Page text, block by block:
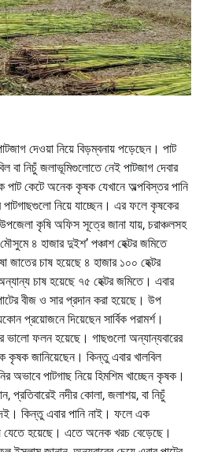
দেওয়া নিয়ে বিড়ম্বনায় পড়েছেন। পাট
বা নিচুঁ জলাভূমিগুলোতে নেই পাটজাগ দেবার
কেটে অনেক কৃষক যেখানে অল্পবিস্তর পানি
পাটগাছগুলো নিয়ে যাচ্ছেন। এর ফলে কৃষকের
কৃষি অফিস সূত্রে জানা যায়, চরাঞ্চলসহ
৪ হাজার দুইশ’ পঞ্চাশ হেক্টর জমিতে
চাষ হয়েছে ৪ হাজার ১০০ হেক্টর
চাষ হয়েছে ৭৫ হেক্টর জমিতে। এবার
বীজ ও সার প্রদান করা হয়েছে। উপ
প্রয়োজনে দিয়েছেন সার্বিক পরামর্শ।
ভালো ফলন হয়েছে। গাছগুলো অন্যান্যবারের
কৃষক জানিয়েছেন। কিন্তু এবার খালবিল
অভাবে পাটগাছ নিয়ে হিমশিম খাচ্ছেন কৃষক।
প্রতিবারেই নদীর কোলা, জলাশয়, বা নিচুঁ
কিন্তু এবার পানি নাই। ফলে এক
যেতে হয়েছে। এতে অনেক খরচ বেড়েছে।